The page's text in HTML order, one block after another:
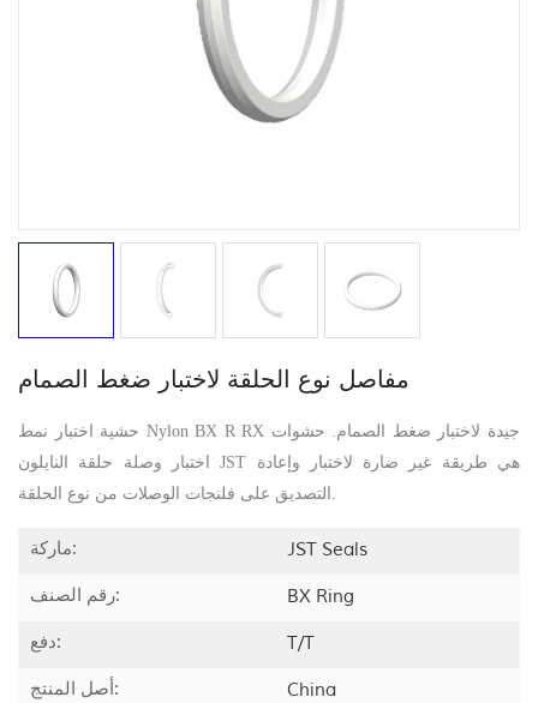
مفاصل نوع الحلقة لاختبار ضغط الصمام
حشية اختبار نمط Nylon BX R RX جيدة لاختبار ضغط الصمام. حشوات
اختبار وصلة حلقة النايلون JST هي طريقة غير ضارة لاختبار وإعادة
ماركة:
JST Seals
رقم الصنف:
BX Ring
دفع:
T/T
أصل المنتج:
China